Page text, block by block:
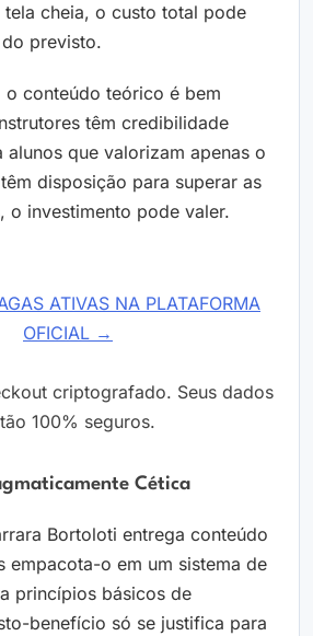
cheia, o custo total pode
previsto.
o conteúdo teórico é bem
têm credibilidade
alunos que valorizam apenas o
disposição para superar as
o investimento pode valer.
ATIVAS NA PLATAFORMA
OFICIAL →
criptografado. Seus dados
100% seguros.
Cética
Bortoloti entrega conteúdo
empacota-o em um sistema de
princípios básicos de
benefício só se justifica para